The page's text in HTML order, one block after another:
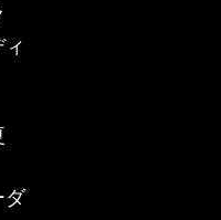
ニック …
レディ …
ーニ …
ト …
ラーダ …